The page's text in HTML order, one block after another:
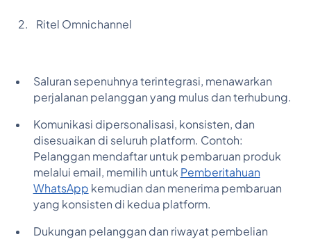
Ritel Omnichannel
Saluran sepenuhnya terintegrasi, menawarkan
perjalanan pelanggan yang mulus dan terhubung.
Komunikasi dipersonalisasi, konsisten, dan
disesuaikan di seluruh platform. Contoh:
Pelanggan mendaftar untuk pembaruan produk
melalui email, memilih untuk Pemberitahuan
WhatsApp kemudian dan menerima pembaruan
yang konsisten di kedua platform.
Dukungan pelanggan dan riwayat pembelian